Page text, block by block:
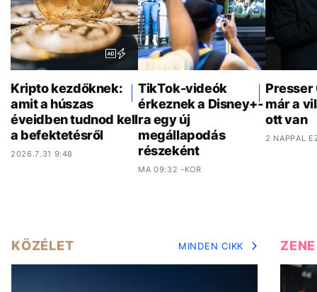
Kripto kezdőknek:
amit a húszas
éveidben tudnod kell
a befektetésről
2026.7.31 9:48
TikTok-videók
érkeznek a Disney+-
ra egy új
megállapodás
részeként
MA 09:32 -KOR
Presser
már a
ott van
2 NAPPAL
KÖZÉLET MINDEN CIKK ZENE